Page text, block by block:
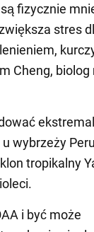
fizycznie
stres
Cheng, biolog
wybrzeży Peru
tropikalny
i być może